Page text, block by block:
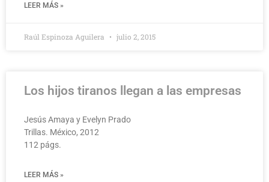
LEER MÁS »
Raúl Espinoza Aguilera julio 2, 2015
Los hijos tiranos llegan a las empresas
Jesús Amaya y Evelyn Prado
Trillas. México, 2012
112 págs.
LEER MÁS »